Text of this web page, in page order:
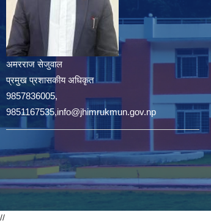
अमरराज सेजुवाल
प्रमुख प्रशासकीय अधिकृत
9857836005,
9851167535,info@jhimrukmun.gov.np
//